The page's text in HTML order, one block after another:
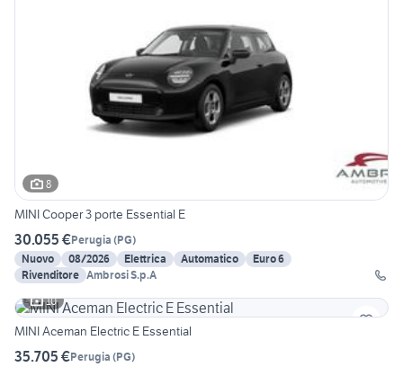
8
MINI Cooper 3 porte Essential E
30.055 €Perugia (PG)
Nuovo
08/2026 Elettrica Automatico
Euro 6
Rivenditore Ambrosi S.p.A
10
MINI Aceman Electric E Essential
35.705 €Perugia (PG)